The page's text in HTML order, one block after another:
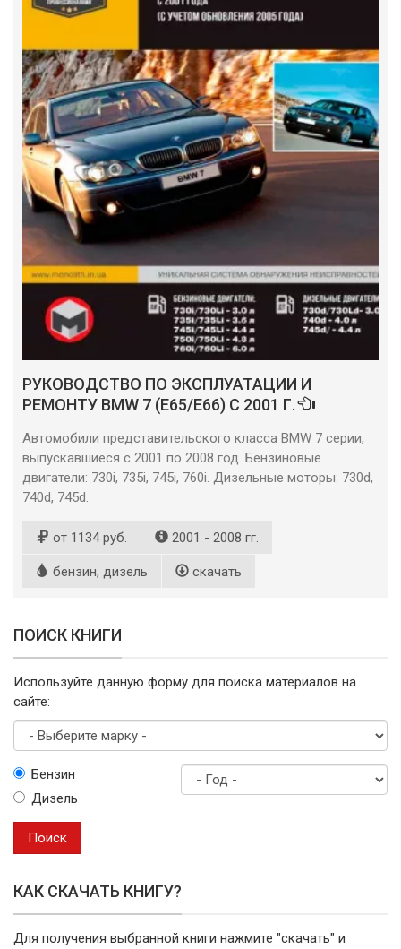
РУКОВОДСТВО ПО ЭКСПЛУАТАЦИИ И
РЕМОНТУ BMW 7 (Е65/E66) С 2001 Г.
Автомобили представительского класса BMW 7 серии,
выпускавшиеся с 2001 по 2008 год. Бензиновые
двигатели: 730i, 735i, 745i, 760i. Дизельные моторы: 730d,
740d, 745d.
от 1134 руб. 2001 - 2008 гг.
бензин, дизель скачать
ПОИСК КНИГИ
Используйте данную форму для поиска материалов на
сайте:
маркуБензин
Дизель
Поиск
КАК СКАЧАТЬ КНИГУ?
Для получения выбранной книги нажмите "скачать" и